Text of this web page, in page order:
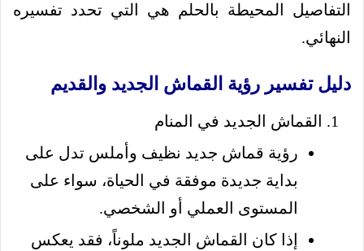
التفاصيل المحيطة بالحلم هي التي تحدد تفسيره
النهائي.
دليل تفسير رؤية القماش الجديد والقديم
القماش الجديد في المنام
رؤية قماش جديد نظيف وأملس تدل على
بداية جديدة موفقة في الحياة، سواء على
المستوى العملي أو الشخصي.
إذا كان القماش الجديد ملوناً، فقد يعكس